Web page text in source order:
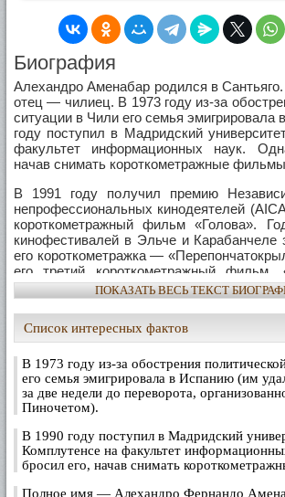
Биография
Алехандро Аменабар родился в
отец — чилиец. В 1973 году из-за
ситуации в Чили его семья эмигрировала
году поступил в Мадридский
факультет информационных наук.
начав снимать короткометражные
В 1991 году получил премию
непрофессиональных кинодеятелей
короткометражный фильм «Голова».
кинофестивалей в Эльче и Карабанчеле
его короткометражка —
его третий короткометражный фильм,
премию Луиса Гарсии Берланги за
награду Независимой ассоциации
кинодеятелей (AICA) за лучшую музыку.
Первый полнометражный
«Диссертация», продюсировал
Куэрда, которого заинтересовал
Сюжет этого необычного и
разворачивается на факультете
отрицательных героев получил имя
факультета, у которого Аменабар
экзаменах. Фильм привлёк
Берлинском кинофестивале, а у себя на
ПОКАЗАТЬ ВЕСЬ ТЕКСТ
Список интересных фактов
В 1973 году из-за обострения
его семья эмигрировала в Испанию (им
за две недели до переворота,
Пиночетом).
В 1990 году поступил в Мадридский
Комплутенсе на факультет
бросил его, начав снимать
Полное имя — Алехандро Фернандо